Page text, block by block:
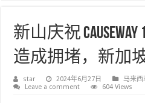
新山庆祝
造成拥堵，新加
star 2024年6月27日
马来西
Leave a comment
604 Views